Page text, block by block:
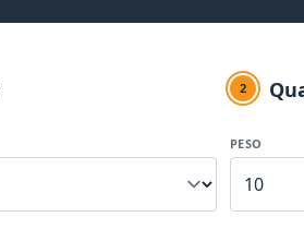
2
PESO